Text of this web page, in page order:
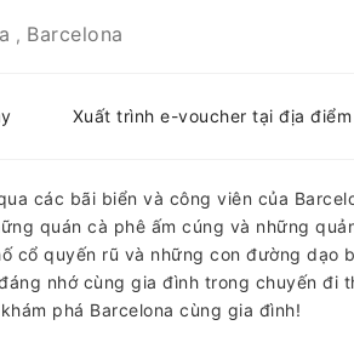
, Barcelona
Xuất trình e-voucher tại địa
các bãi biển và công viên của
quán cà phê ấm cúng và những
cổ quyến rũ và những con đường dạo
nhớ cùng gia đình trong chuyến đi
phá Barcelona cùng gia đình!